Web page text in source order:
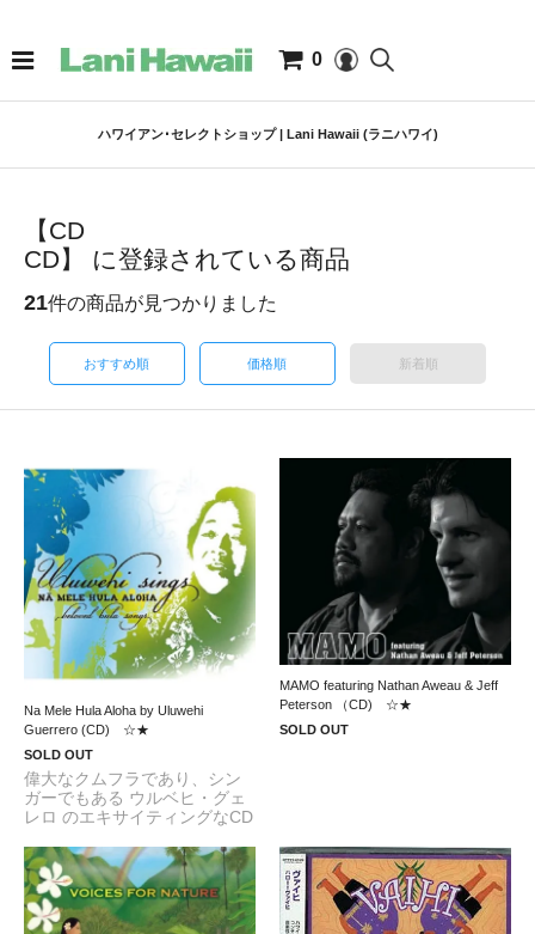
0
ハワイアン･セレクトショップ | Lani Hawaii (ラニハワイ)
【CD
CD】 に登録されている商品
21件の商品が見つかりました
おすすめ順 価格順 新着順
Na Mele Hula Aloha by Uluwehi
Guerrero (CD) ☆★
SOLD OUT
偉大なクムフラであり、シン
ガーでもある ウルベヒ・グェ
レロ のエキサイティングなCD
MAMO featuring Nathan Aweau & Jeff
Peterson （CD) ☆★
SOLD OUT